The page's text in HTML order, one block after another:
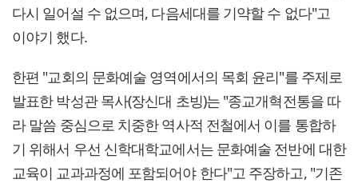
다시 일어설 수 없으며, 다음세대를 기약할 수 없다"고
이야기 했다.
한편 "교회의 문화예술 영역에서의 목회 윤리"를 주제로
발표한 박성관 목사(장신대 초빙)는 "종교개혁전통을 따
라 말씀 중심으로 치중한 역사적 전철에서 이를 통합하
기 위해서 우선 신학대학교에서는 문화예술 전반에 대한
교육이 교과과정에 포함되어야 한다"고 주장하고, "기존